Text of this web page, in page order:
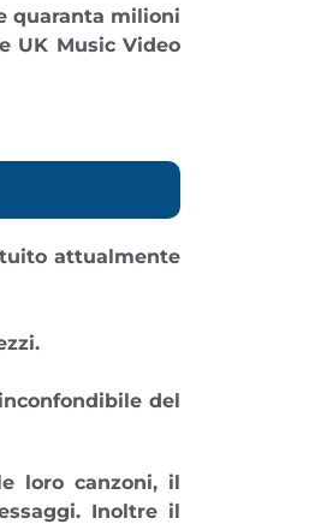
quaranta milioni
UK Music Video
attualmente
del
loro canzoni, il
Inoltre il